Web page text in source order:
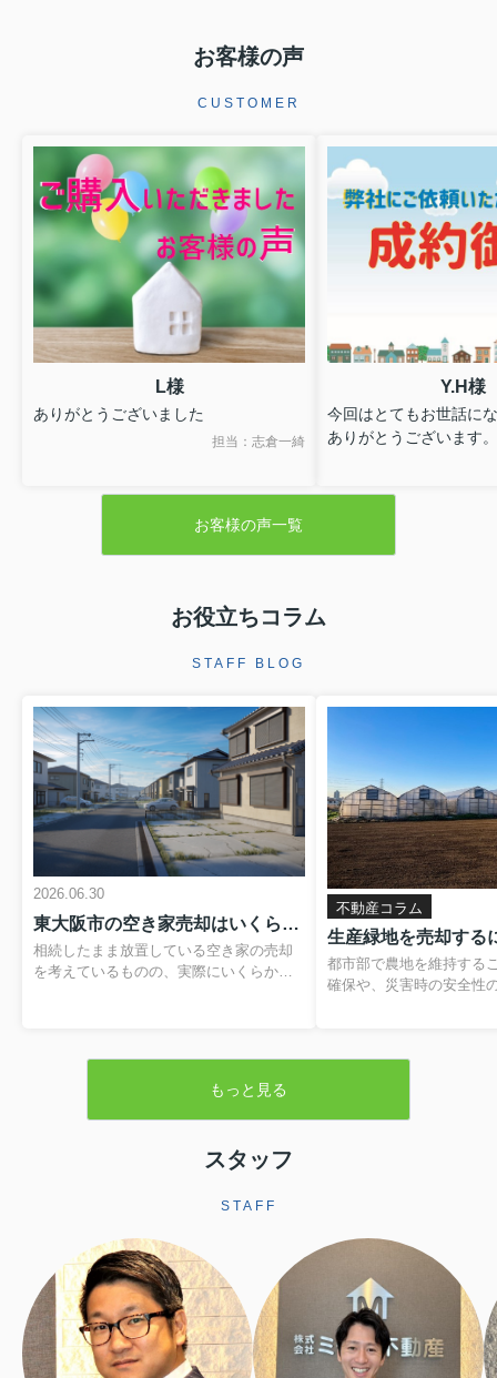
お客様の声
CUSTOMER
L様
ありがとうございました
担当：志倉一綺
Y.H様
今回はとてもお世話に
ありがとうございます。
お客様の声一覧
お役立ちコラム
STAFF BLOG
2026.06.30
東大阪市の空き家売却はいくらかかる？費用や税金の内訳と負担を抑える方法
相続したまま放置している空き家の売却
を考えているものの、実際にいくらかか
重なると、最終的に手元に残る金額のイ
譲渡所得税や住民税といった税金、空き
家の譲渡所得の3,000万円特別控除といっ
ておくことが大切です。この記事では、
やすい費用や税金の基本から、解体費補
法まで、順を追って分かりやすく解説し
ます。読み進めていただくことで、おお
よその手取り額の考...
不動産コラム
都市部で農地を維持する
確保や、災害時の安全性
ことで、農業以外の用途
されますが、その一方で
地並みの評価となり、税
ます。また、相続税に...
もっと見る
スタッフ
STAFF